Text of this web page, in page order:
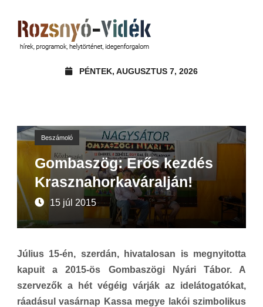
PÉNTEK, AUGUSZTUS 7, 2026
Beszámoló
Gombaszög: Erős kezdés
Krasznahorkaváralján!
15 júl 2015
Július 15-én, szerdán, hivatalosan is megnyitotta
kapuit a 2015-ös Gombaszögi Nyári Tábor. A
szervezők a hét végéig várják az idelátogatókat,
ráadásul vasárnap Kassa megye lakói szimbolikus